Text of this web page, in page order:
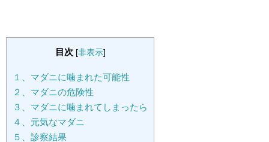
目次 [非表示]
１、マダニに噛まれた可能性
２、マダニの危険性
３、マダニに噛まれてしまったら
４、元気なマダニ
５、診察結果